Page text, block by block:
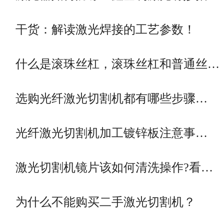
干货：解读激光焊接的工艺参数！
什么是滚珠丝杠，滚珠丝杠和普通丝…
选购光纤激光切割机都有哪些步骤…
光纤激光切割机加工镀锌板注意事…
激光切割机镜片该如何清洗操作?看…
为什么不能购买二手激光切割机？